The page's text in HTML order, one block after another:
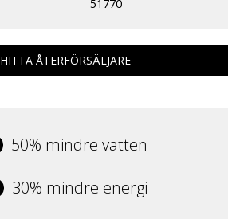
51770
HITTA ÅTERFÖRSÄLJARE
50% mindre vatten
30% mindre energi